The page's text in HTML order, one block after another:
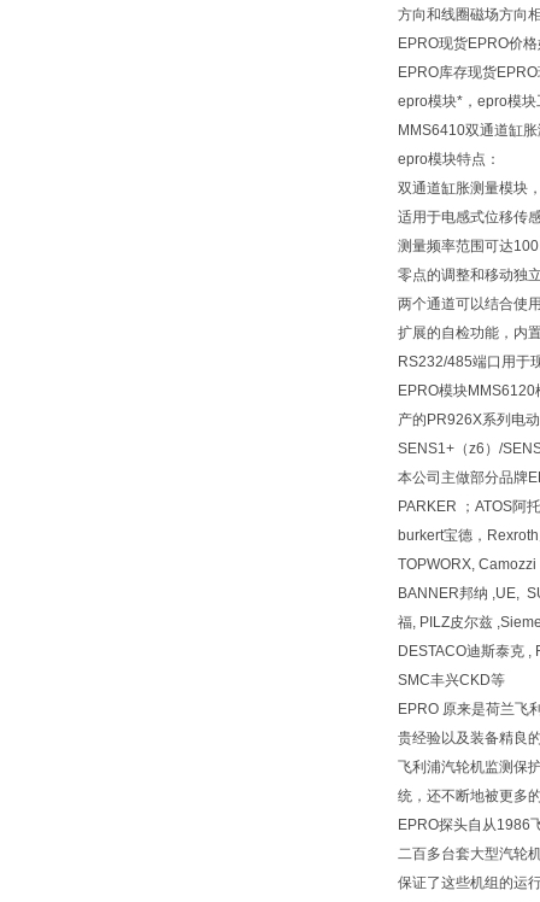
方向和线圈磁场方向
EPRO现货EPRO价
EPRO库存现货
epro模块*，epro模
MMS6410双通道缸
epro模块特点：
双通道缸胀测量模块
适用于电感式位移传
测量频率范围可达
零点的调整和移动独
两个通道可以结合使
扩展的自检功能，内
RS232/485端口用于
EPRO模块
产的PR926X系列电
SENS1+（z6）/
本公司主做部分品牌
PARKER ；ATOS阿
burkert宝德，
TOPWORX,
BANNER邦纳 ,UE,
福, PILZ皮尔兹
DESTACO迪斯泰克
SMC丰兴CKD等
EPRO 原来是荷兰飞
贵经验以及装备精良
飞利浦汽轮机监测保
统，还不断地被更多
EPRO探头自从1986
二百多台套大型汽轮
保证了这些机组的运